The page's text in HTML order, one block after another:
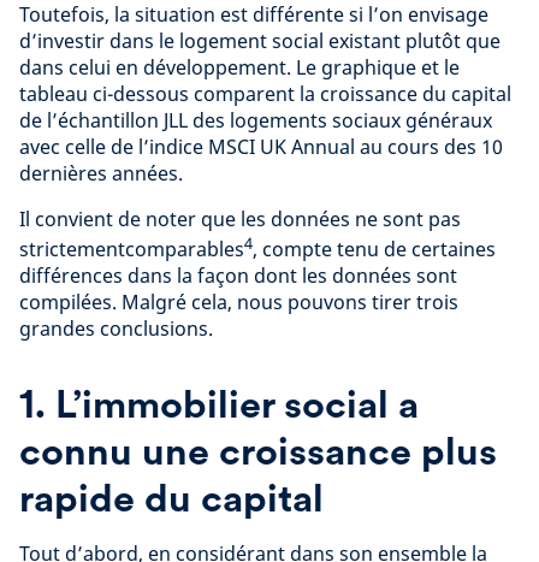
Toutefois, la situation est différente si l’on envisage
d’investir dans le logement social existant plutôt que
dans celui en développement. Le graphique et le
tableau ci-dessous comparent la croissance du capital
de l’échantillon JLL des logements sociaux généraux
avec celle de l’indice MSCI UK Annual au cours des 10
dernières années.
Il convient de noter que les données ne sont pas
strictementcomparables4, compte tenu de certaines
différences dans la façon dont les données sont
compilées. Malgré cela, nous pouvons tirer trois
grandes conclusions.
1. L’immobilier social a
connu une croissance plus
rapide du capital
Tout d’abord, en considérant dans son ensemble la